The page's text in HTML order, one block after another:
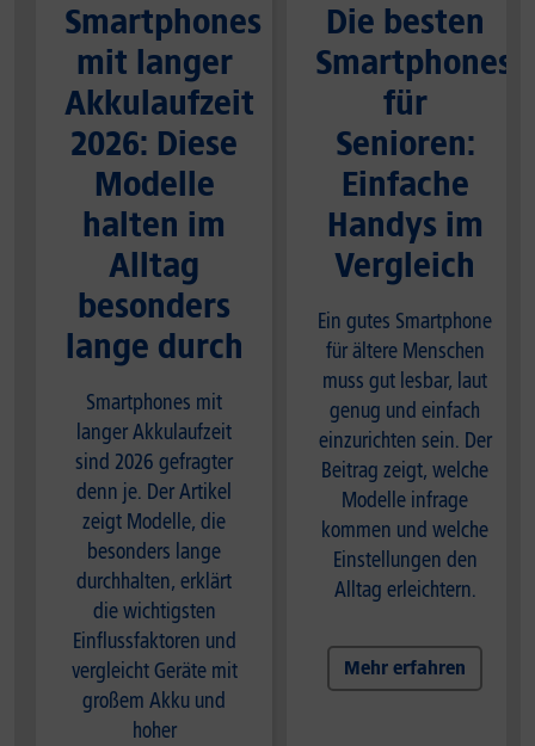
Smartphones
mit langer
Akkulaufzeit
2026: Diese
Modelle
halten im
Alltag
besonders
lange durch
Smartphones mit
langer Akkulaufzeit
sind 2026 gefragter
denn je. Der Artikel
zeigt Modelle, die
besonders lange
durchhalten, erklärt
die wichtigsten
Einflussfaktoren und
vergleicht Geräte mit
großem Akku und
hoher
Die besten
Smartphones
für
Senioren:
Einfache
Handys im
Vergleich
Ein gutes Smartphone
für ältere Menschen
muss gut lesbar, laut
genug und einfach
einzurichten sein. Der
Beitrag zeigt, welche
Modelle infrage
kommen und welche
Einstellungen den
Alltag erleichtern.
Mehr erfahren